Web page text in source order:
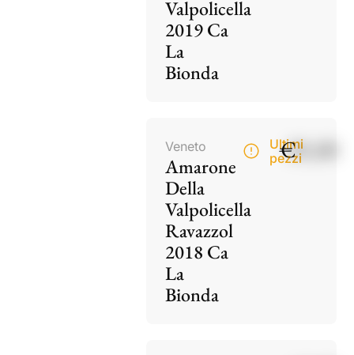
Valpolicella
2019 Ca
La
Bionda
Veneto
Amarone
Della
Valpolicella
Ravazzol
2018 Ca
La
Bionda
Ultimi
pezzi
€85,00